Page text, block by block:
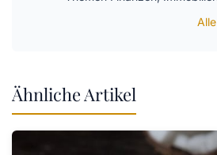
Ähnliche Artikel